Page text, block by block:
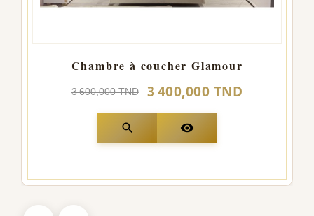
Chambre à coucher Glamour
3 600,000 TND 3 400,000 TND
search visibility